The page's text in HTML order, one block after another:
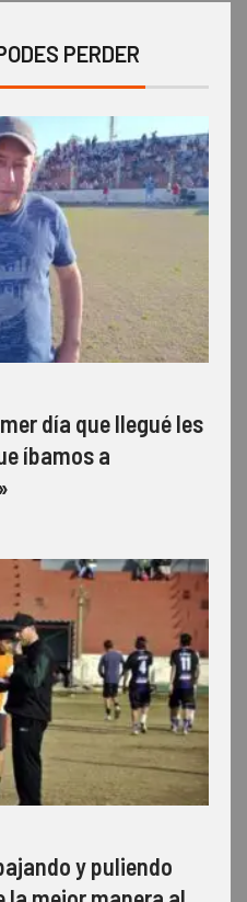
PERDER
día que llegué les
íbamos a
y puliendo